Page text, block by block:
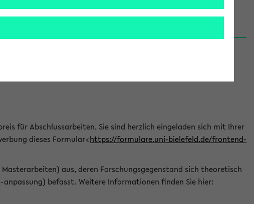
(06.08.26)
für Abschlussarbeiten. Sie sind herzlich eingeladen sich mit Ihrer
dieses Formular<https://formulare.uni-bielefeld.de/frontend-
aus, deren Forschungsgegenstand sich theoretisch
befasst. Weitere Informationen finden Sie hier: